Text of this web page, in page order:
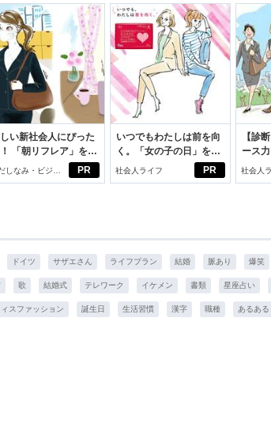
PR
い新社会人にぴった
「朝リフレア」をは
よう。しっかりニオ
ケアして24時間快適。
しなみ・ビジネ
イテム
PR
いつでもわたしは前を向
く。「女の子の日」を前
向きに♪社会人エリ・大
社会人ライフ
【診
ース
ブン観
社会人
ドイツ サザエさん ライフプラン 結婚 脈あり 爆笑
歌 結婚式 テレワーク イケメン 書類 星座占い
スファッション 誕生日 生活習慣 漢字 職種 あるある